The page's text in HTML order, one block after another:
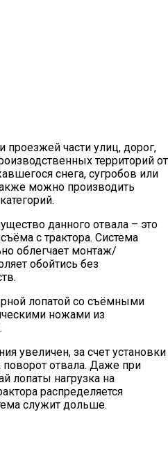
проезжей части улиц, дорог,
территорий от
снега, сугробов или
можно производить
данного отвала – это
с трактора. Система
облегчает монтаж/
обойтись без
лопатой со съёмными
ножами из
увеличен, за счет установки
отвала. Даже при
лопаты нагрузка на
распределяется
служит дольше.